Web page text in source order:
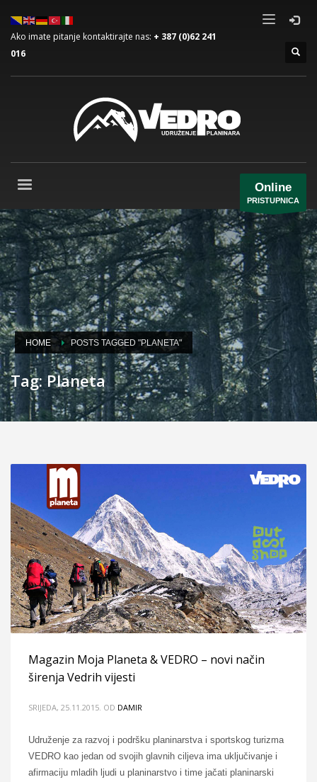
Ako imate pitanje kontaktirajte nas: + 387 (0)62 241
016
Online
PRISTUPNICA
HOME POSTS TAGGED "PLANETA"
Tag: Planeta
Magazin Moja Planeta & VEDRO – novi način
širenja Vedrih vijesti
SRIJEDA, 25.11.2015. OD DAMIR
Udruženje za razvoj i podršku planinarstva i sportskog turizma
VEDRO kao jedan od svojih glavnih ciljeva ima uključivanje i
afirmaciju mladih ljudi u planinarstvo i time jačati planinarski